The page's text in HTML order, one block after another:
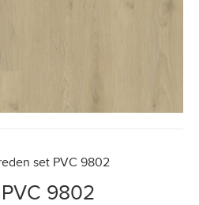
set PVC 9802
9802